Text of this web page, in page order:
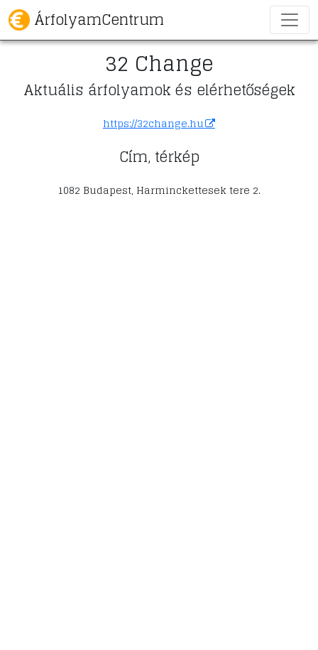
ÁrfolyamCentrum
32 Change
Aktuális árfolyamok és elérhetőségek
https://32change.hu
Cím, térkép
1082 Budapest, Harminckettesek tere 2.